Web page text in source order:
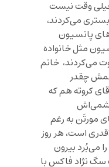
خیلی وقت نیست
می‌کردند،
پانسیون
مثل خانواده
می‌کردند، خانم
چقدر
کروته هم که
مورتَن به رغم
است، هر روز
بیرون
سگ نژاد فاکس با